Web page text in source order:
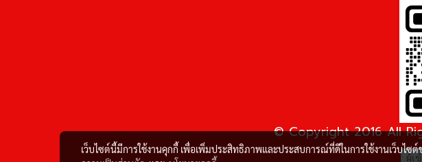
© Copyright 2016 All
ผู้เ
เว็บไซต์นี้มีการใช้งานคุกกี้ เพื่อเพิ่มประสิทธิภาพและประสบการณ์ที่ดีในการใช้งานเว็บไซ